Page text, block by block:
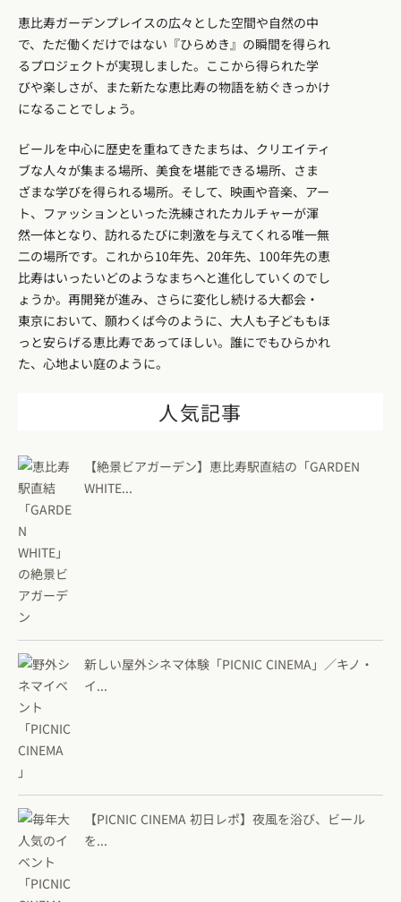
恵比寿ガーデンプレイスの広々とした空間や自然の中
で、ただ働くだけではない『ひらめき』の瞬間を得られ
るプロジェクトが実現しました。ここから得られた学
びや楽しさが、また新たな恵比寿の物語を紡ぐきっかけ
になることでしょう。
ビールを中心に歴史を重ねてきたまちは、クリエイティ
ブな人々が集まる場所、美食を堪能できる場所、さま
ざまな学びを得られる場所。そして、映画や音楽、アー
ト、ファッションといった洗練されたカルチャーが渾
然一体となり、訪れるたびに刺激を与えてくれる唯一無
二の場所です。これから10年先、20年先、100年先の恵
比寿はいったいどのようなまちへと進化していくのでし
ょうか。再開発が進み、さらに変化し続ける大都会・
東京において、願わくば今のように、大人も子どももほ
っと安らげる恵比寿であってほしい。誰にでもひらかれ
た、心地よい庭のように。
人気記事
【絶景ビアガーデン】恵比寿駅直結の「GARDEN
WHITE...
新しい屋外シネマ体験「PICNIC CINEMA」／キノ・
イ...
【PICNIC CINEMA 初日レポ】夜風を浴び、ビール
を...